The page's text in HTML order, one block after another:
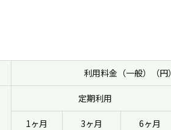
利用料金（一般）（円）
定期利用
1ヶ月
3ヶ月 6ヶ月